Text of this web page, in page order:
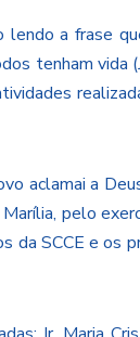
lendo a frase
tenham vida
aclamai a
pelo
da SCCE e os